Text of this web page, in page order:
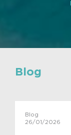
Blog
Blog
26/01/2026